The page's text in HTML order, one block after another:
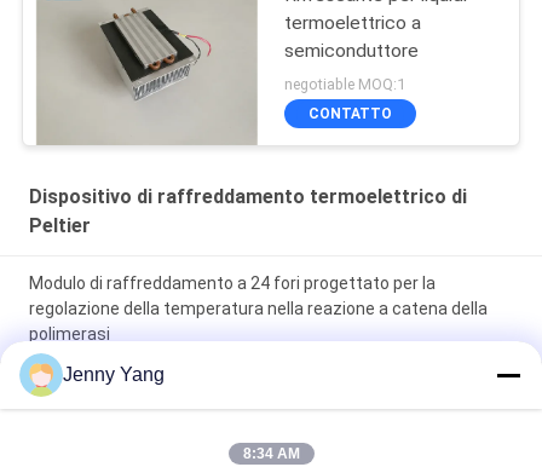
termoelettrico a
semiconduttore
negotiable MOQ:1
CONTATTO
Dispositivo di raffreddamento termoelettrico di
Peltier
Modulo di raffreddamento a 24 fori progettato per la
regolazione della temperatura nella reazione a catena della
polimerasi
Modulo di raffreddamento a 4 fori progettato per la
regolazione della temperatura nella reazione a catena della
Jenny Yang
8:34 AM